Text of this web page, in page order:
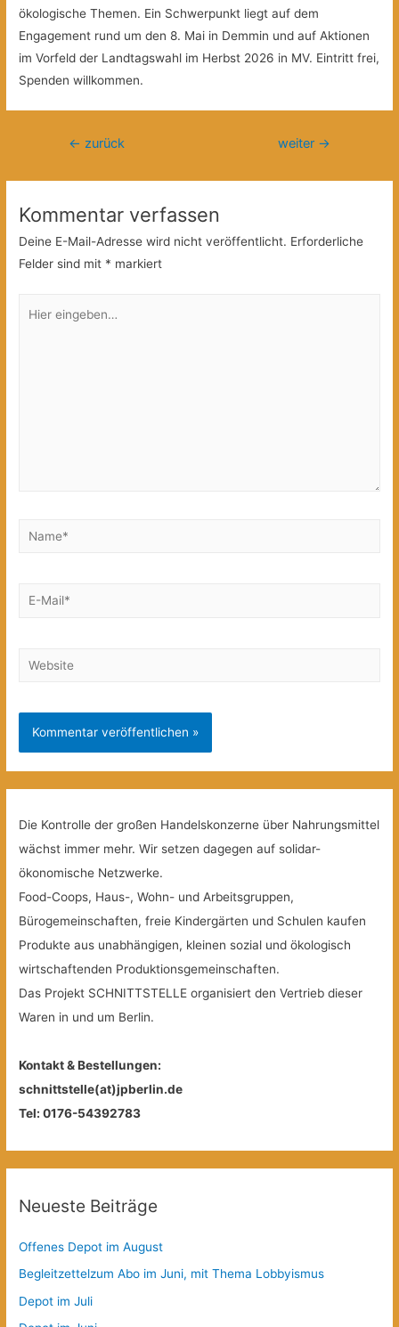
ökologische Themen. Ein Schwerpunkt liegt auf dem
Engagement rund um den 8. Mai in Demmin und auf Aktionen
im Vorfeld der Landtagswahl im Herbst 2026 in MV. Eintritt frei,
Spenden willkommen.
Beitragsnavigation
← zurück weiter →
Kommentar verfassen
Deine E-Mail-Adresse wird nicht veröffentlicht. Erforderliche
Felder sind mit * markiert
eingeben…
Name*
E-
Website
Die Kontrolle der großen Handelskonzerne über Nahrungsmittel
wächst immer mehr. Wir setzen dagegen auf solidar-
ökonomische Netzwerke.
Food-Coops, Haus-, Wohn- und Arbeitsgruppen,
Bürogemeinschaften, freie Kindergärten und Schulen kaufen
Produkte aus unabhängigen, kleinen sozial und ökologisch
wirtschaftenden Produktionsgemeinschaften.
Das Projekt SCHNITTSTELLE organisiert den Vertrieb dieser
Waren in und um Berlin.
Kontakt & Bestellungen:
schnittstelle(at)jpberlin.de
Tel: 0176-54392783
Neueste Beiträge
Offenes Depot im August
Begleitzettelzum Abo im Juni, mit Thema Lobbyismus
Depot im Juli